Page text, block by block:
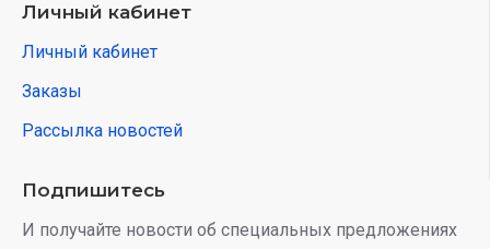
Личный кабинет
Личный кабинет
Заказы
Рассылка новостей
Подпишитесь
И получайте новости об специальных предложениях